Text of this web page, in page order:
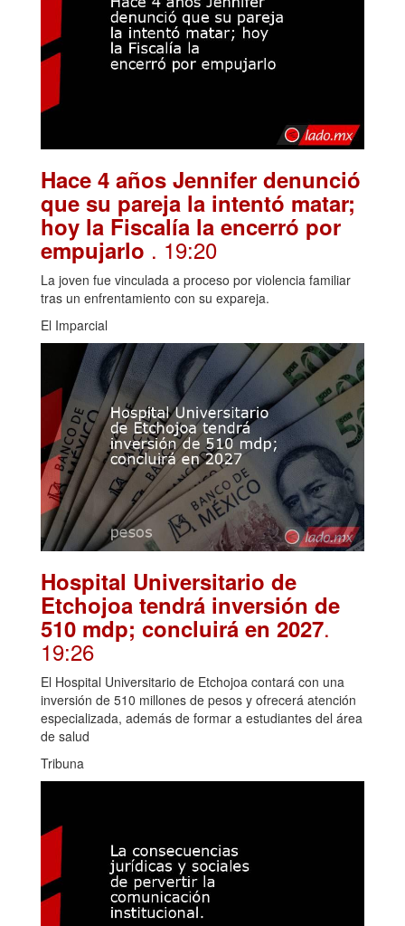
Hace 4 años Jennifer denunció
que su pareja la intentó matar;
hoy la Fiscalía la encerró por
empujarlo . 19:20
La joven fue vinculada a proceso por violencia familiar
tras un enfrentamiento con su expareja.
El Imparcial
Hospital Universitario de
Etchojoa tendrá inversión de
510 mdp; concluirá en 2027.
19:26
El Hospital Universitario de Etchojoa contará con una
inversión de 510 millones de pesos y ofrecerá atención
especializada, además de formar a estudiantes del área
de salud
Tribuna